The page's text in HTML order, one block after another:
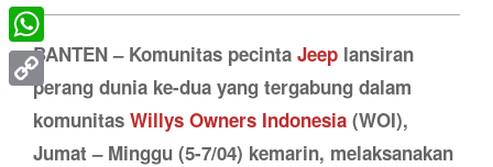
BANTEN – Komunitas pecinta Jeep lansiran
perang dunia ke-dua yang tergabung dalam
komunitas Willys Owners Indonesia (WOI),
Jumat – Minggu (5-7/04) kemarin, melaksanakan
X
WhatsApp
Copy